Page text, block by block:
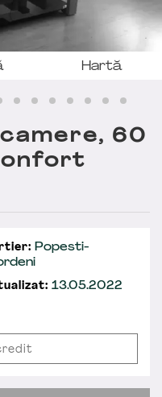
Hartă
60
Popesti-
13.05.2022